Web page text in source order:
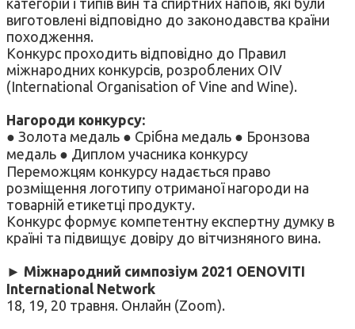
виготовлені відповідно до законодавства країни
походження.
Конкурс проходить відповідно до Правил
міжнародних конкурсів, розроблених OIV
(International Organisation of Vine and Wine).
Нагороди конкурсу:
● Золота медаль ● Срібна медаль ● Бронзова
медаль ● Диплом учасника конкурсу
Переможцям конкурсу надається право
розміщення логотипу отриманої нагороди на
товарній етикетці продукту.
Конкурс формує компетентну експертну думку в
країні та підвищує довіру до вітчизняного вина.
► Міжнародний симпозіум 2021 OENOVITI
International Network
18, 19, 20 травня. Онлайн (Zoom).